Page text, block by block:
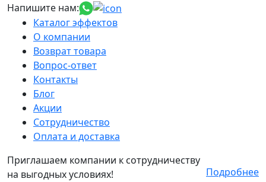
Напишите нам:
Каталог эффектов
О компании
Возврат товара
Вопрос-ответ
Контакты
Блог
Акции
Сотрудничество
Оплата и доставка
Приглашаем компании к сотрудничеству
на выгодных условиях!
Подробнее